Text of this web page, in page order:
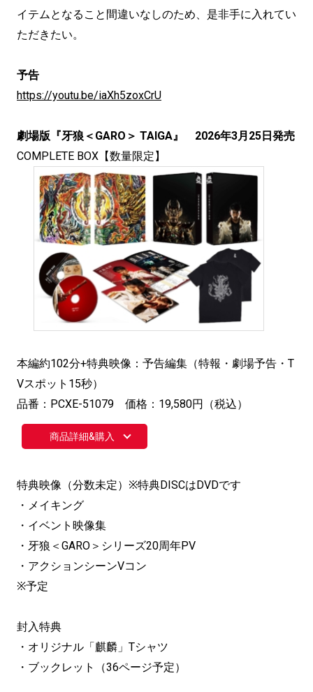
イテムとなること間違いなしのため、是非手に入れてい
ただきたい。
予告
https://youtu.be/iaXh5zoxCrU
劇場版『牙狼＜GARO＞ TAIGA』 2026年3月25日発売
COMPLETE BOX【数量限定】
本編約102分+特典映像：予告編集（特報・劇場予告・T
Vスポット15秒）
品番：PCXE-51079 価格：19,580円（税込）
商品詳細&購入
特典映像（分数未定）※特典DISCはDVDです
・メイキング
・イベント映像集
・牙狼＜GARO＞シリーズ20周年PV
・アクションシーンVコン
※予定
封入特典
・オリジナル「麒麟」Tシャツ
・ブックレット（36ページ予定）